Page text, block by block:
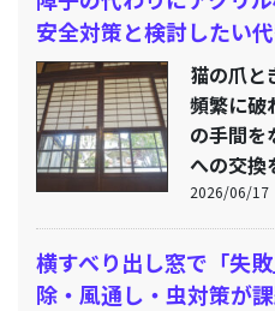
安全対策と検討したい
猫の爪と
頻繁に破
の手間を
への交
2026/06/17
横すべり出し窓で「失
除・風通し・虫対策が